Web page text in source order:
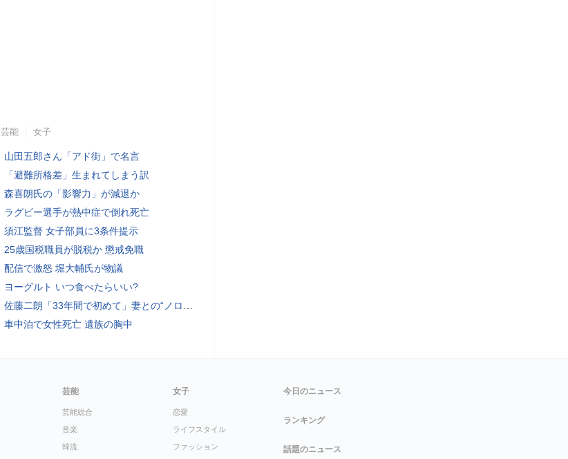
芸能 女子
山田五郎さん「アド街」で名言
「避難所格差」生まれてしまう訳
森喜朗氏の「影響力」が減退か
ラグビー選手が熱中症で倒れ死亡
須江監督 女子部員に3条件提示
25歳国税職員が脱税か 懲戒免職
配信で激怒 堀大輔氏が物議
ヨーグルト いつ食べたらいい?
佐藤二朗「33年間で初めて」妻との“ノロケ砲”に反響続々「威力抜群」「奥様かっこいい」
車中泊で女性死亡 遺族の胸中
芸能
芸能総合
音楽
韓流
女子
恋愛
ライフスタイル
ファッション
今日のニュース
ランキング
話題のニュース